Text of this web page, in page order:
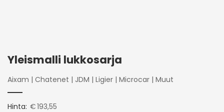
Yleismalli lukkosarja
Aixam | Chatenet | JDM | Ligier | Microcar | Muut
Hinta: €193,55